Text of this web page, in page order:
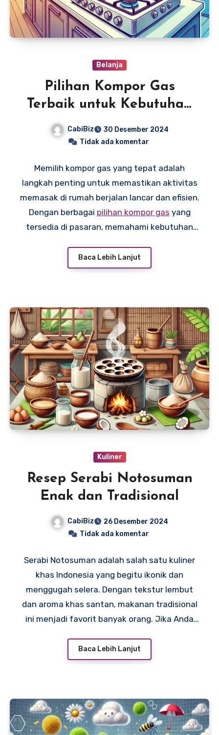
Belanja
Pilihan Kompor Gas
Terbaik untuk Kebutuhan
CabiBiz
30 Desember 2024
Tidak ada komentar
Memilih kompor gas yang tepat adalah
langkah penting untuk memastikan aktivitas
memasak di rumah berjalan lancar dan efisien.
Dengan berbagai pilihan kompor gas yang
tersedia di pasaran, memahami kebutuhan
dalam menentukan keputusan. Artikel ini
akan membantu Anda memahami cara
Baca Lebih Lanjut
Kuliner
Resep Serabi Notosuman
Enak dan Tradisional
CabiBiz
26 Desember 2024
Tidak ada komentar
Serabi Notosuman adalah salah satu kuliner
khas Indonesia yang begitu ikonik dan
menggugah selera. Dengan tekstur lembut
dan aroma khas santan, makanan tradisional
ini menjadi favorit banyak orang. Jika Anda
akan memandu Anda mengenal sejarahnya,
bahan-bahan yang dibutuhkan, hingga cara
Baca Lebih Lanjut